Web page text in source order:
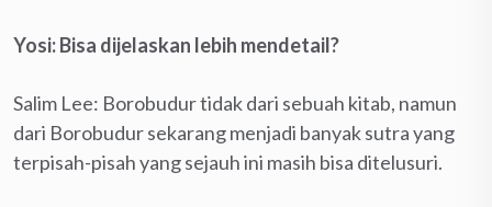
Yosi: Bisa dijelaskan lebih mendetail?
Salim Lee: Borobudur tidak dari sebuah kitab, namun
dari Borobudur sekarang menjadi banyak sutra yang
terpisah-pisah yang sejauh ini masih bisa ditelusuri.